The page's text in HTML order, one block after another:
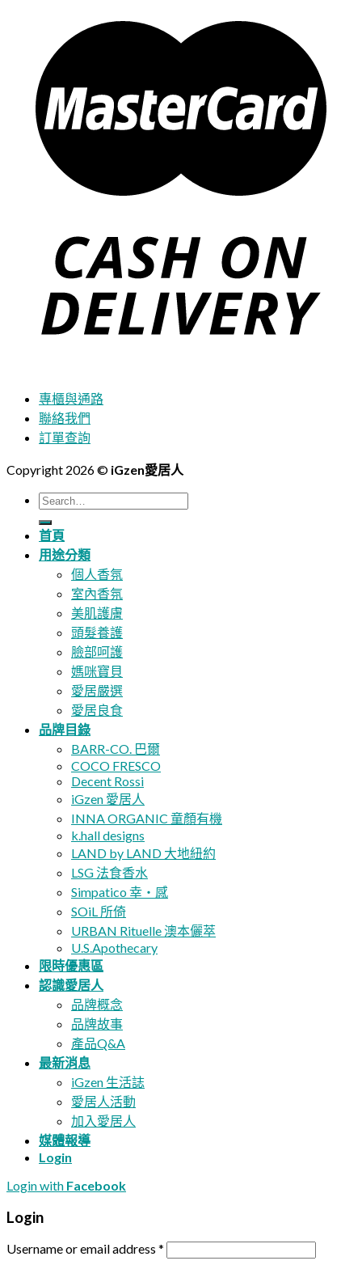
專櫃與通路
聯絡我們
訂單查詢
Copyright 2026 © iGzen愛居人
Search
for:
首頁
用途分類
個人香氛
室內香氛
美肌護膚
頭髮養護
臉部呵護
媽咪寶貝
愛居嚴選
愛居良食
品牌目錄
BARR-CO. 巴爾
COCO FRESCO
Decent Rossi
iGzen 愛居人
INNA ORGANIC 童顏有機
k.hall designs
LAND by LAND 大地紐約
LSG 法食香水
Simpatico 幸・感
SOiL 所倚
URBAN Rituelle 澳本儷萃
U.S.Apothecary
限時優惠區
認識愛居人
品牌概念
品牌故事
產品Q&A
最新消息
iGzen 生活誌
愛居人活動
加入愛居人
媒體報導
Login
Login with Facebook
Login
Username or email address *